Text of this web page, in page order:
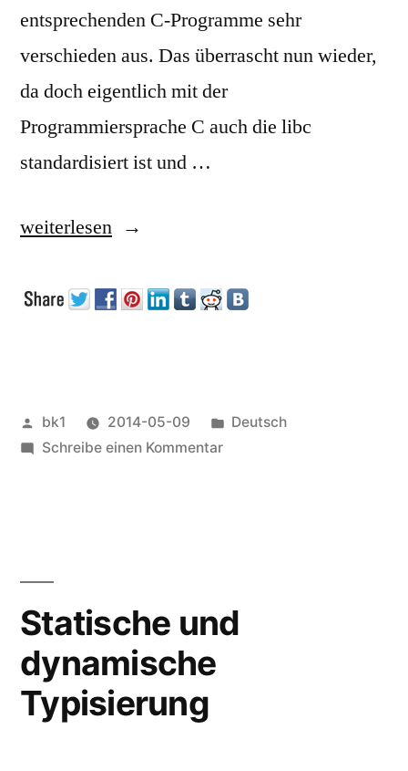
entsprechenden C-Programme sehr
verschieden aus. Das überrascht nun wieder,
da doch eigentlich mit der
Programmiersprache C auch die libc
standardisiert ist und …
„Systemprogrammierung
Posix
weiterlesen
Veröffentlicht
von
bk1 2014-05-09
Veröffentlicht
Deutsch
Schreibe einen Kommentarzu
Statische und
dynamische
Typisierung